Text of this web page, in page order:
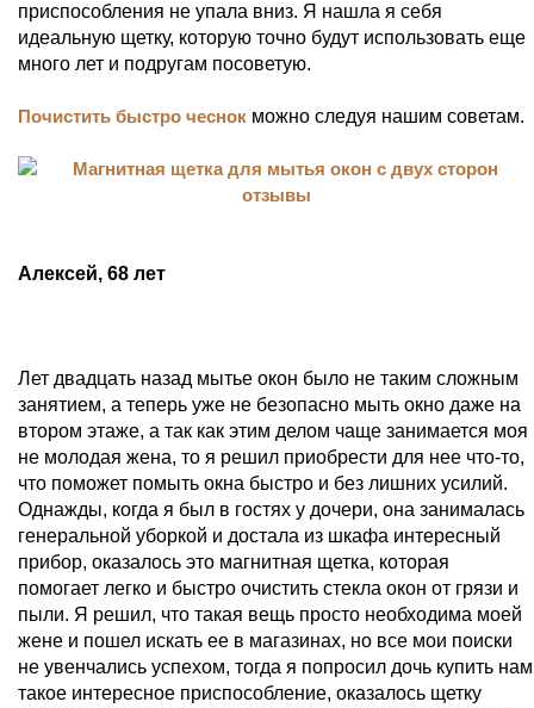
приспособления не упала вниз. Я нашла я себя
идеальную щетку, которую точно будут использовать еще
много лет и подругам посоветую.
Почистить быстро чеснок можно следуя нашим советам.
Алексей, 68 лет
Лет двадцать назад мытье окон было не таким сложным
занятием, а теперь уже не безопасно мыть окно даже на
втором этаже, а так как этим делом чаще занимается моя
не молодая жена, то я решил приобрести для нее что-то,
что поможет помыть окна быстро и без лишних усилий.
Однажды, когда я был в гостях у дочери, она занималась
генеральной уборкой и достала из шкафа интересный
прибор, оказалось это магнитная щетка, которая
помогает легко и быстро очистить стекла окон от грязи и
пыли. Я решил, что такая вещь просто необходима моей
жене и пошел искать ее в магазинах, но все мои поиски
не увенчались успехом, тогда я попросил дочь купить нам
такое интересное приспособление, оказалось щетку